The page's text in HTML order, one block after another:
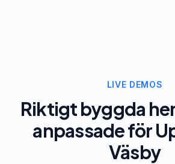
LIVE DEMOS
Riktigt byggda
anpassade för
Väsby